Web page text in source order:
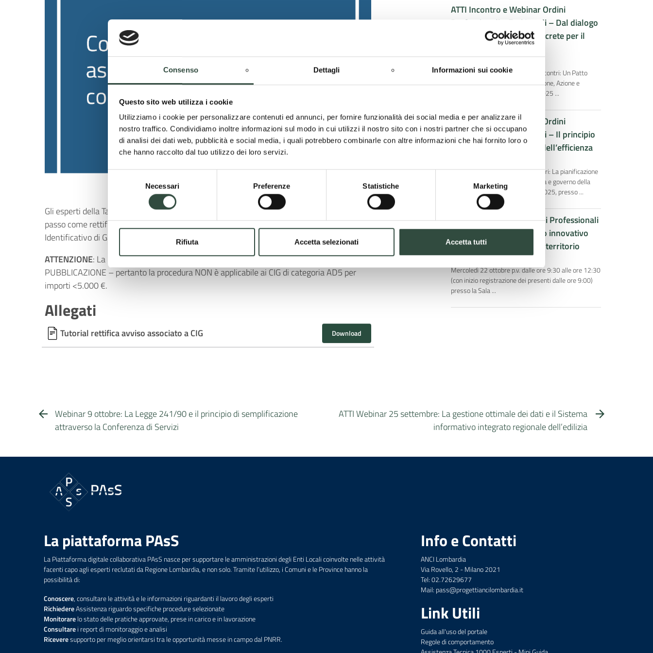
Consenso Dettagli Informazioni sui cookie
Questo sito web utilizza i cookie
Utilizziamo i cookie per personalizzare contenuti ed annunci, per fornire funzionalità dei social media e per analizzare il
nostro traffico. Condividiamo inoltre informazioni sul modo in cui utilizzi il nostro sito con i nostri partner che si occupano
di analisi dei dati web, pubblicità e social media, i quali potrebbero combinarle con altre informazioni che hai fornito loro o
che hanno raccolto dal tuo utilizzo dei loro servizi.
Selezione
Necessari Preferenze Statistiche Marketing
Rifiuta Accetta selezionati Accetta tutti
Gli esperti della Task Force Appalti mettono a disposizione un TUTORIAL che illustra passo
passo come rettificare l’AVVISO DI PUBBLICAZIONE associato al CIG – Codice
Identificativo di Gara – generato con la PROCEDURA SINTEL.
ATTENZIONE: La procedura è valida per i CIG per cui viene generato un AVVISO DI
PUBBLICAZIONE – pertanto la procedura NON è applicabile ai CIG di categoria AD5 per
importi <5.000 €.
Allegati
Tutorial rettifica avviso associato a CIG Download
ATTI Incontro e Webinar Ordini
Professionali e Enti Locali – Dal dialogo
innovativo alle azioni concrete per il
29 Ottobre 2025
Giornata Conclusiva del Ciclo di Incontri: Un Patto
Condiviso per il Territorio, tra Visione, Azione e
Coraggio Mercoledì 22 ottobre 2025 ...
ATTI Incontro e Webinar Ordini
Professionali e Enti Locali – Il principio
della fiducia ed il valore dell’efficienza
Quarta Giornata del Ciclo di Incontri: La pianificazione
attuativa tra rigenerazione urbana e governo della
complessità. Martedì 7 ottobre 2025, presso ...
Incontro e Webinar Ordini Professionali
e Enti Locali – Dal dialogo innovativo
alle azioni concrete per il territorio
14 Ottobre 2025
Mercoledì 22 ottobre p.v. dalle ore 9:30 alle ore 12:30
(con inizio registrazione dei presenti dalle ore 9:00)
presso la Sala ...
Webinar 9 ottobre: La Legge 241/90 e il principio di semplificazione
attraverso la Conferenza di Servizi
ATTI Webinar 25 settembre: La gestione ottimale dei dati e il Sistema
informativo integrato regionale dell’edilizia
La piattaforma PAsS
La Piattaforma digitale collaborativa PAsS nasce per supportare le amministrazioni degli Enti Locali coinvolte nelle attività
facenti capo agli esperti reclutati da Regione Lombardia, e non solo. Tramite l’utilizzo, i Comuni e le Province hanno la
possibilità di:
Conoscere, consultare le attività e le informazioni riguardanti il lavoro degli esperti
RichiedereAssistenza riguardo specifiche procedure selezionate
Monitorarelo stato delle pratiche approvate, prese in carico e in lavorazione
Consultarei report di monitoraggio e analisi
Riceveresupporto per meglio orientarsi tra le opportunità messe in campo dal PNRR.
Info e Contatti
ANCI Lombardia
Via Rovello, 2 - Milano 2021
Tel: 02.72629677
Mail: pass@progettiancilombardia.it
Link Utili
Guida all'uso del portale
Regole di comportamento